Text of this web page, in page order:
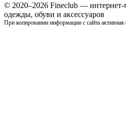
© 2020–2026 Fineclub — интернет-
одежды, обуви и аксессуаров
При копировании информации с сайта активная